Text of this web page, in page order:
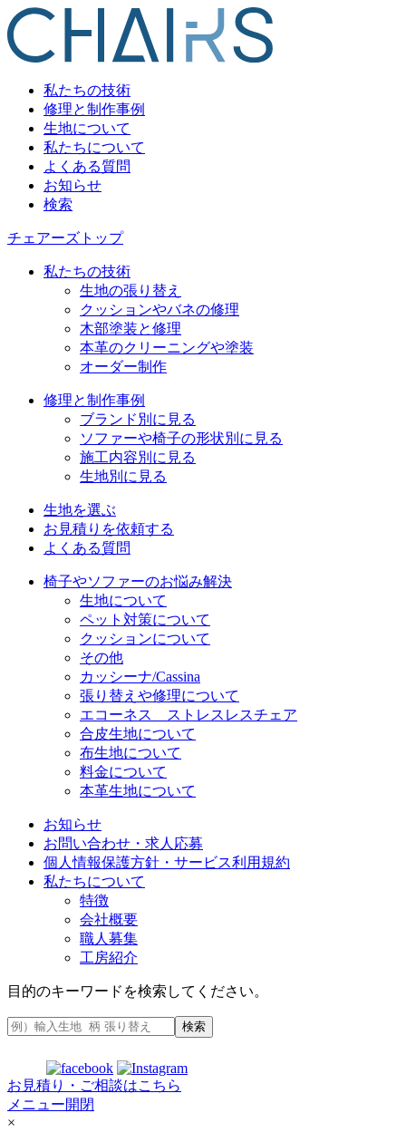
私たちの技術
修理と制作事例
生地について
私たちについて
よくある質問
お知らせ
検索
チェアーズトップ
私たちの技術
生地の張り替え
クッションやバネの修理
木部塗装と修理
本革のクリーニングや塗装
オーダー制作
修理と制作事例
ブランド別に見る
ソファーや椅子の形状別に見る
施工内容別に見る
生地別に見る
生地を選ぶ
お見積りを依頼する
よくある質問
椅子やソファーのお悩み解決
生地について
ペット対策について
クッションについて
その他
カッシーナ/Cassina
張り替えや修理について
エコーネス ストレスレスチェア
合皮生地について
布生地について
料金について
本革生地について
お知らせ
お問い合わせ・求人応募
個人情報保護方針・サービス利用規約
私たちについて
特徴
会社概要
職人募集
工房紹介
目的のキーワードを検索してください。
検索
お見積り・ご相談はこちら
メニュー開閉
×